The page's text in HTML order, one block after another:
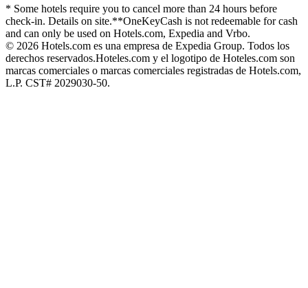
* Some hotels require you to cancel more than 24 hours before
check-in. Details on site.**OneKeyCash is not redeemable for cash
and can only be used on Hotels.com, Expedia and Vrbo.
© 2026 Hotels.com es una empresa de Expedia Group. Todos los
derechos reservados.Hoteles.com y el logotipo de Hoteles.com son
marcas comerciales o marcas comerciales registradas de Hotels.com,
L.P. CST# 2029030-50.